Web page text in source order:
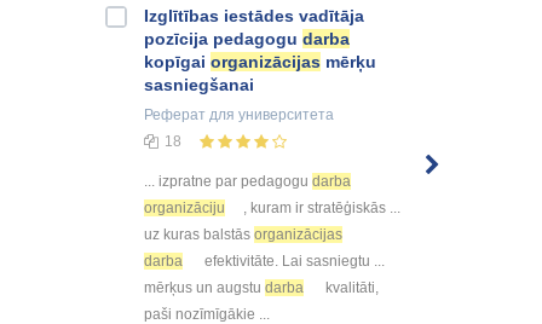
Izglītības iestādes vadītāja
pozīcija pedagogu darba
kopīgai organizācijas mērķu
sasniegšanai
Реферат для университета
18
... izpratne par pedagogu darba
organizāciju
, kuram ir stratēģiskās ...
uz kuras balstās organizācijas
darba
efektivitāte. Lai sasniegtu ...
mērķus un augstu darba
kvalitāti,
paši nozīmīgākie ...